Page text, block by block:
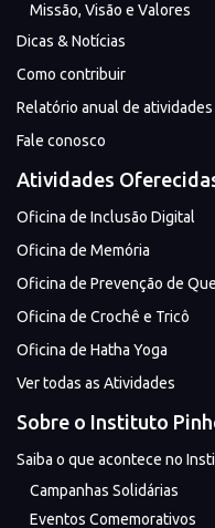
Missão, Visão e Valores
Dicas & Notícias
Como contribuir
Relatório anual de atividades
Fale conosco
Atividades
Oficina de Inclusão Digital
Oficina de Memória
Oficina de Prevenção de
Oficina de Crochê e Tricô
Oficina de Hatha Yoga
Ver todas as Atividades
Sobre o Instituto
Saiba o que acontece no
Campanhas Solidárias
Eventos Comemorativos